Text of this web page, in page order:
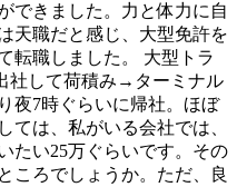
できました。力と体力に自
天職だと感じ、大型免許を
転職しました。 大型トラ
社して荷積み→ターミナル
夜7時ぐらいに帰社。ほぼ
ては、私がいる会社では、
たい25万ぐらいです。その
ころでしょうか。ただ、良